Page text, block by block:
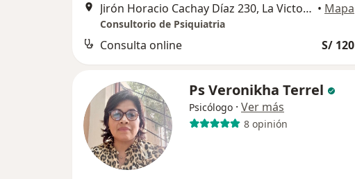
Jirón Horacio Cachay Díaz 230, La Victoria • Mapa
Consultorio de Psiquiatria
Consulta online S/ 120
Ps Veronikha Terrel
Psicólogo · Ver más
8 opinión